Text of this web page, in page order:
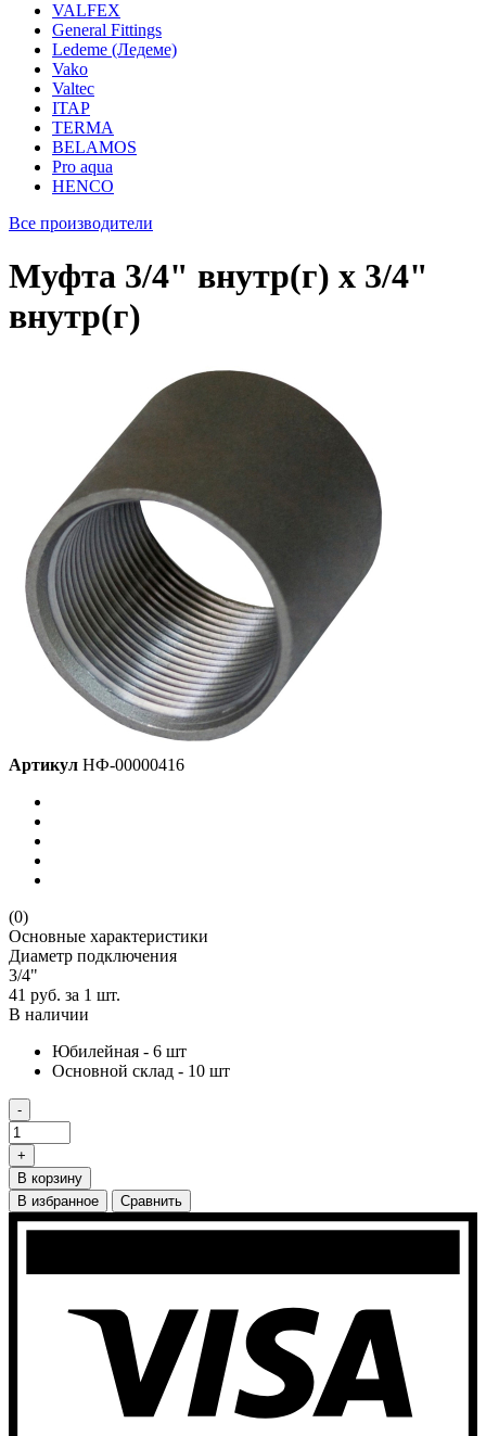
VALFEX
General Fittings
Ledeme (Ледеме)
Vako
Valtec
ITAP
TERMA
BELAMOS
Pro aqua
HENCO
Все производители
Муфта 3/4" внутр(г) х 3/4"
внутр(г)
Артикул НФ-00000416
(0)
Основные характеристики
Диаметр подключения
3/4"
41 руб. за 1 шт.
В наличии
Юбилейная - 6 шт
Основной склад - 10 шт
-
+
В корзину
В избранное
Сравнить